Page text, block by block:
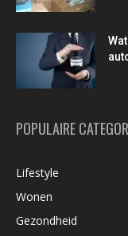
POPULAIRE
Lifestyle
Wonen
Gezondheid